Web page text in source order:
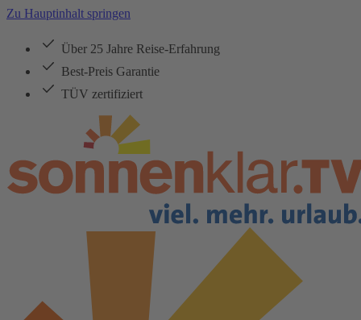
Zu Hauptinhalt springen
Über 25 Jahre Reise-Erfahrung
Best-Preis Garantie
TÜV zertifiziert